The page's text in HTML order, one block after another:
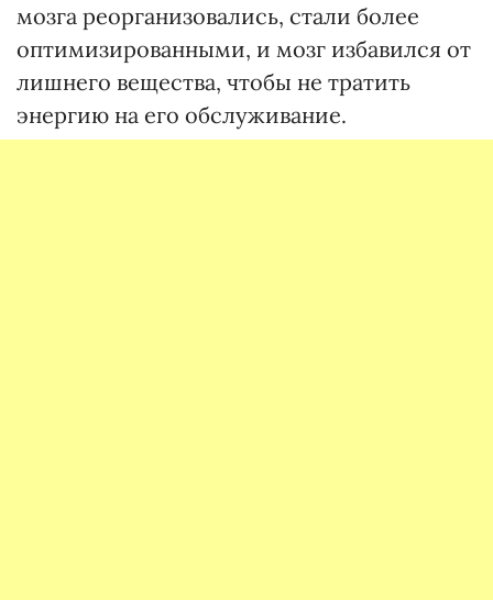
мозга реорганизовались, стали более
оптимизированными, и мозг избавился от
лишнего вещества, чтобы не тратить
энергию на его обслуживание.